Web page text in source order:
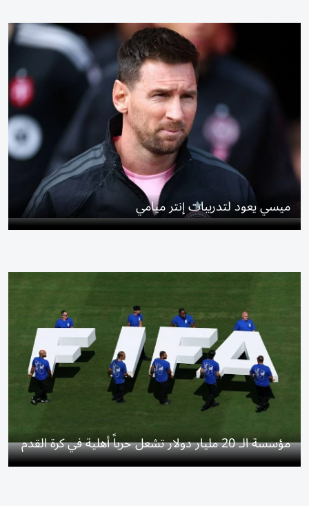
ميسي يعود لتدريبات إنتر ميامي
مؤسسة الـ 20 مليار دولار تشعل حرباً أهلية في كرة القدم